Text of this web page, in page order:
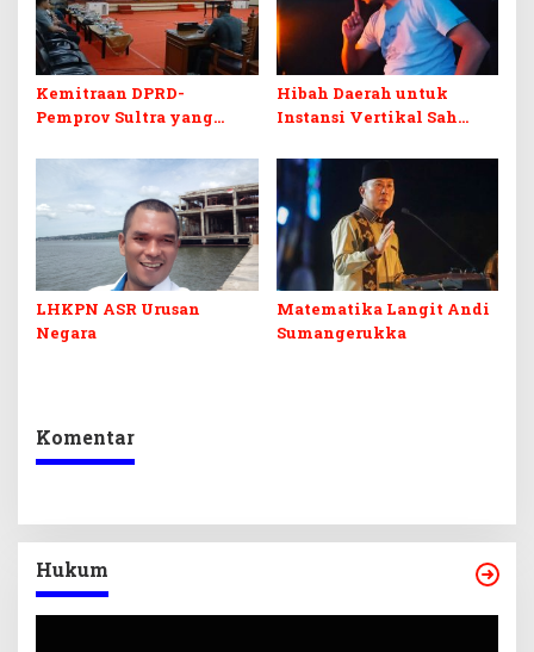
Kemitraan DPRD-
Pemprov Sultra yang
Hibah Daerah untuk
Instansi Vertikal Sah
Terikat Syarat Ketat
LHKPN ASR Urusan
Negara
Matematika Langit Andi
Sumangerukka
Komentar
Hukum